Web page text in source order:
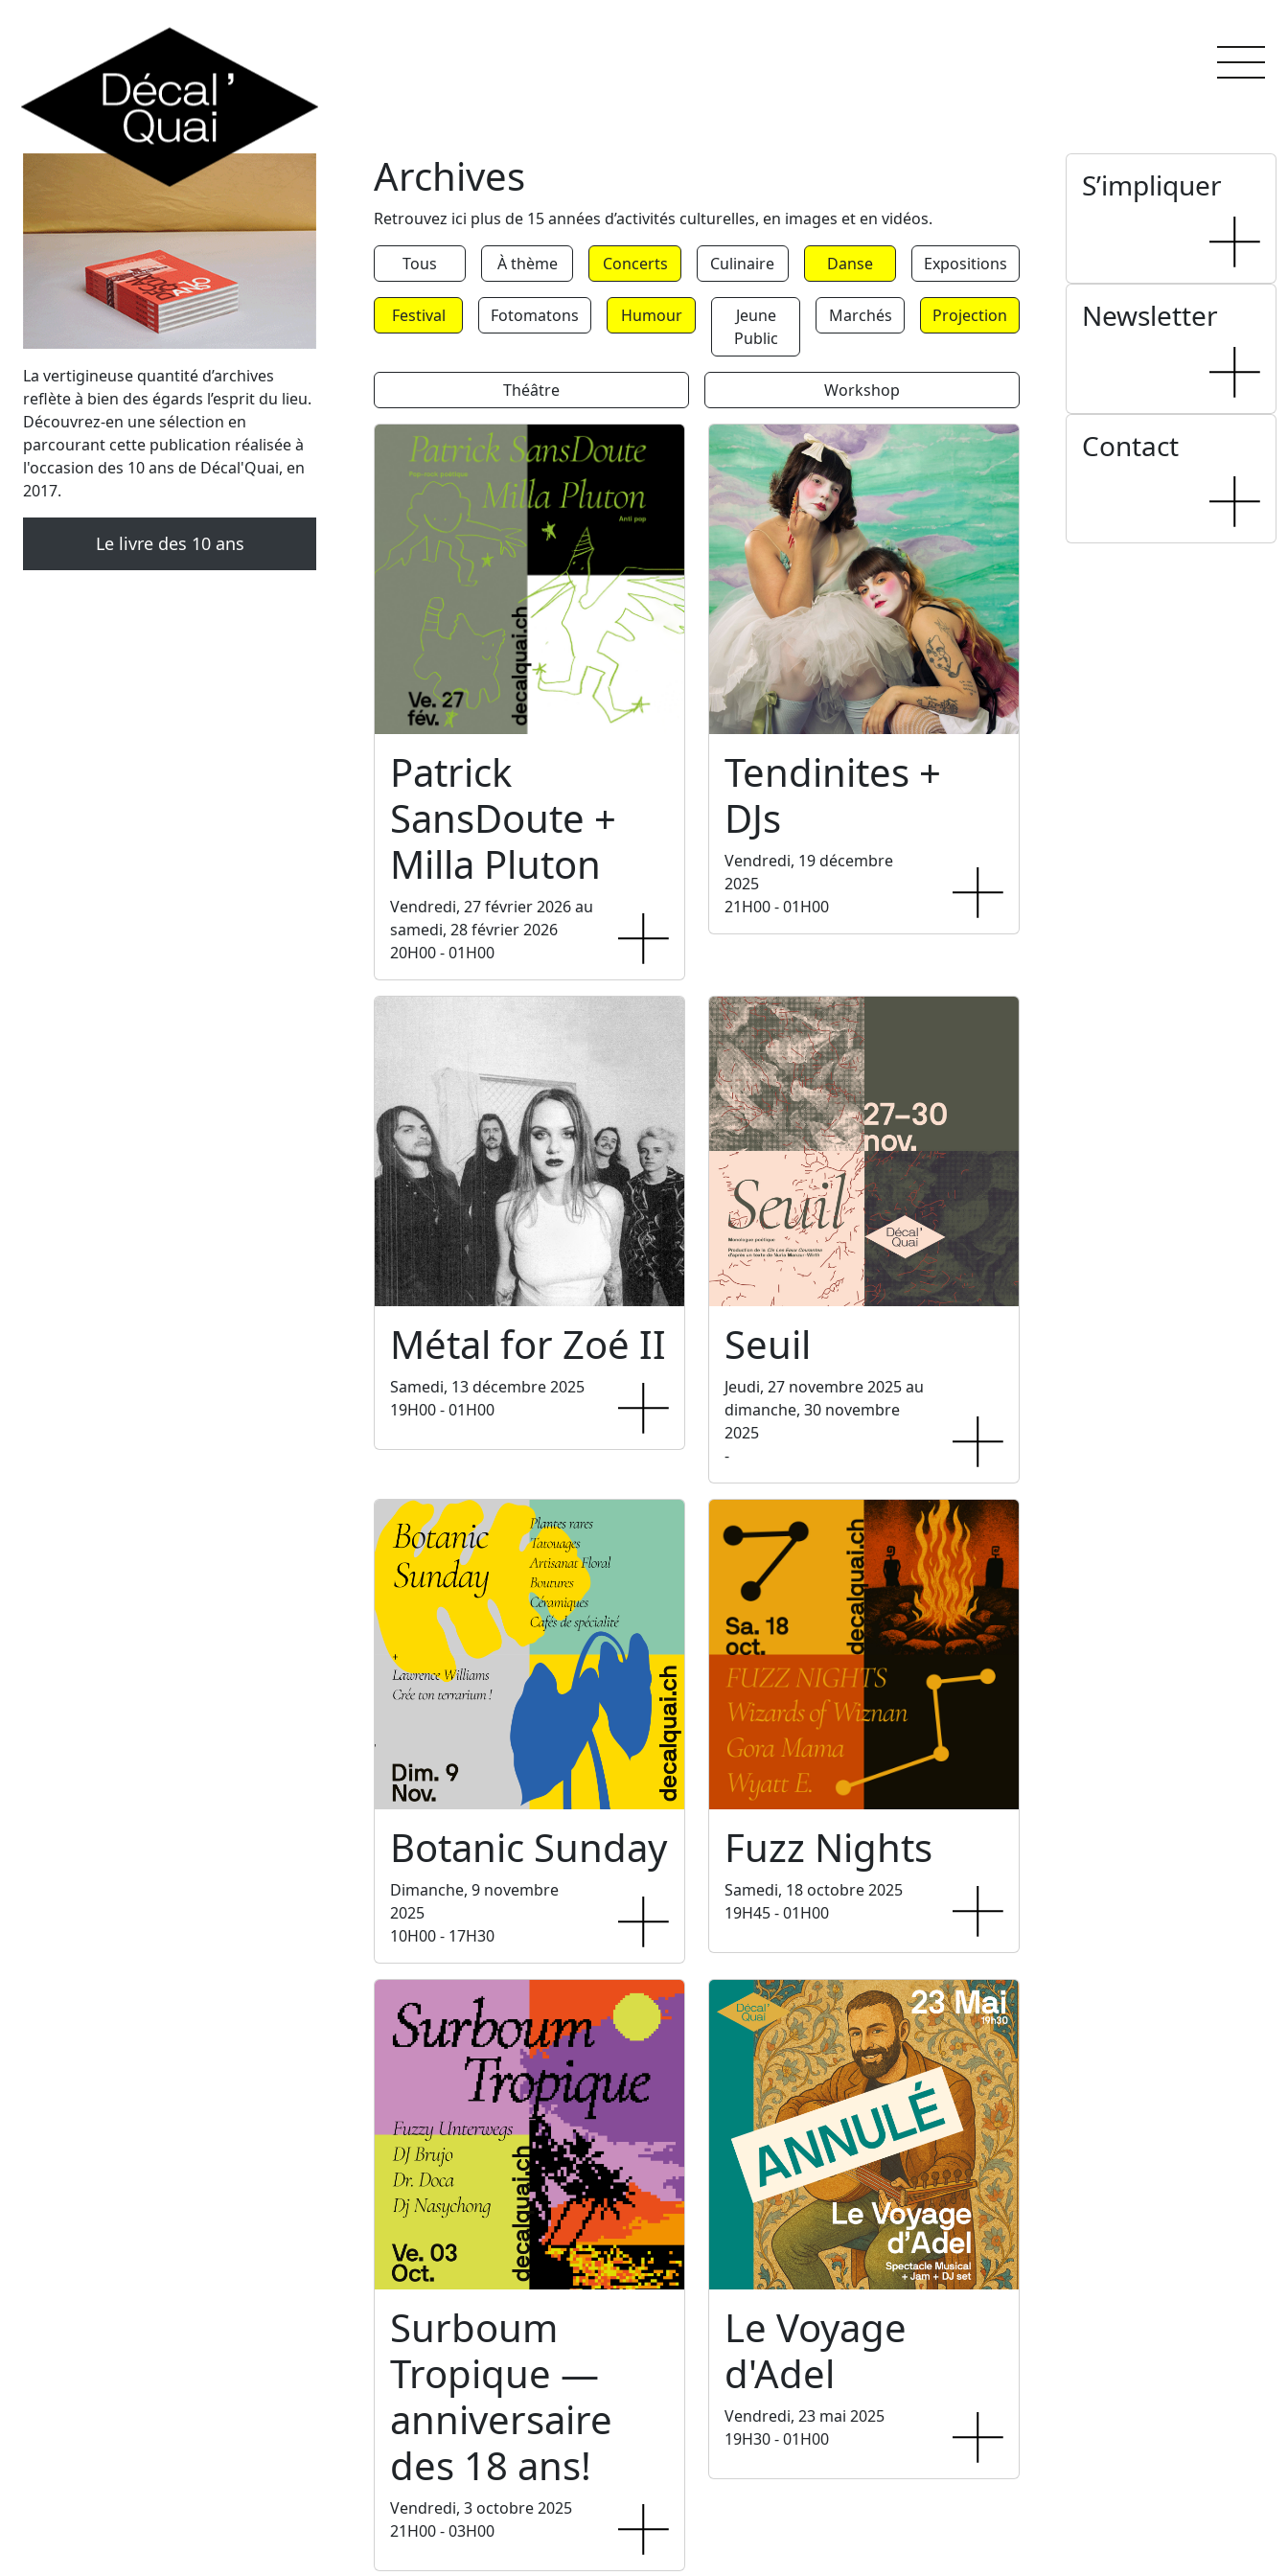
La vertigineuse quantité d’archives
reflète à bien des égards l’esprit du lieu.
Découvrez-en une sélection en
parcourant cette publication réalisée à
l'occasion des 10 ans de Décal'Quai, en
2017.
Le livre des 10 ans
Archives
Retrouvez ici plus de 15 années d’activités culturelles, en images et en vidéos.
Tous À thème Concerts Culinaire Danse Expositions
Festival Fotomatons Humour
Jeune
Public
Marchés Projection
Théâtre Workshop
Patrick
SansDoute +
Milla Pluton
Vendredi, 27 février 2026 au
samedi, 28 février 2026
20H00 - 01H00
Tendinites +
DJs
Vendredi, 19 décembre
2025
21H00 - 01H00
Métal for Zoé II
Samedi, 13 décembre 2025
19H00 - 01H00
Seuil
Jeudi, 27 novembre 2025 au
dimanche, 30 novembre
2025
-
Botanic Sunday
Dimanche, 9 novembre
2025
10H00 - 17H30
Fuzz Nights
Samedi, 18 octobre 2025
19H45 - 01H00
Surboum
Tropique —
anniversaire
des 18 ans!
Vendredi, 3 octobre 2025
21H00 - 03H00
Le Voyage
d'Adel
Vendredi, 23 mai 2025
19H30 - 01H00
S’impliquer
Newsletter
Contact